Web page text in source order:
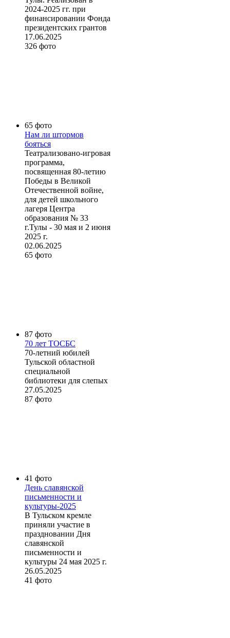
2024-2025 гг. при
финансировании Фонда
президентских грантов
17.06.2025
326 фото
65 фото
Нам ли штормов
бояться
Театрализовано-игровая
программа,
посвященная 80-летию
Победы в Великой
Отечественной войне,
для детей школьного
лагеря Центра
образования № 33
г.Тулы - 30 мая и 2 июня
2025 г.
02.06.2025
65 фото
87 фото
70 лет ТОСБС
70-летний юбилей
Тульской областной
специальной
библиотеки для слепых
27.05.2025
87 фото
41 фото
День славянской
письменности и
культуры-2025
В Тульском кремле
приняли участие в
праздновании Дня
славянской
письменности и
культуры 24 мая 2025 г.
26.05.2025
41 фото